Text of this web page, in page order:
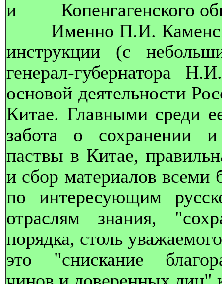
и Копенгагенского
Именно П.И.
инструкции (с
генерал-губернатора
основой деятельности
Китае. Главными среди
забота о сохранении
паствы в Китае,
и сбор материалов всеми
по интересующим
отраслям знания,
порядка, столь
это "снискание